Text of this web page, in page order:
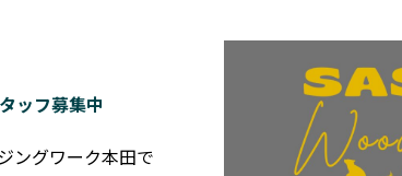
ッフ募集中
ングワーク本田で